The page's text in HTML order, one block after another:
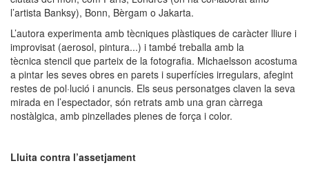
l’artista Banksy), Bonn, Bèrgam o Jakarta.
L’autora experimenta amb tècniques plàstiques de caràcter lliure i
improvisat (aerosol, pintura...) i també treballa amb la
tècnica stencil que parteix de la fotografia. Michaelsson acostuma
a pintar les seves obres en parets i superfícies irregulars, afegint
restes de pol·lució i anuncis. Els seus personatges claven la seva
mirada en l’espectador, són retrats amb una gran càrrega
nostàlgica, amb pinzellades plenes de força i color.
Lluita contra l’assetjament